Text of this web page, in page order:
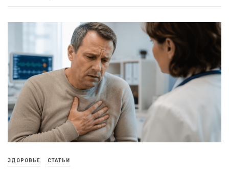
ЗДОРОВЬЕ СТАТЬИ